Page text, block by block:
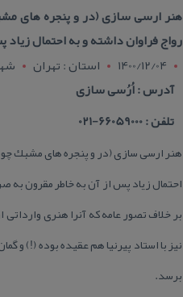
هنر ارسی سازی (در و پنجره های
رواج فراوان داشته و به احتمال
1400/12/04
استان : تهران
آدرس : اُرُسی سازی
تلفن : 66059000-021
هنر ارسی سازی (در و پنجره های مشبك
احتمال زیاد پس از آن به خاطر مقرون به
بر خلاف تصور عامه كه آنرا هنری
نیز با استاد پیرنیا هم عقیده بوده (!)
برسد.